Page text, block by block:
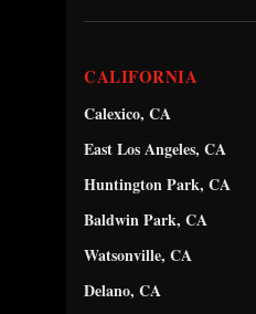
CALIFORNIA
Calexico, CA
East Los Angeles, CA
Huntington Park, CA
Baldwin Park, CA
Watsonville, CA
Delano, CA